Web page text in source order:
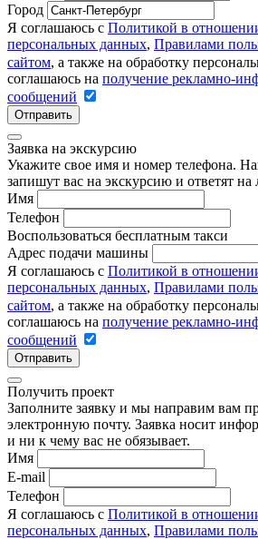
Город
Я соглашаюсь с Политикой в
персональных данных, Правилами
сайтом, а также на обработку
соглашаюсь на получение рекламно-
сообщений
Отправить
Заявка на экскурсию
Укажите свое имя и номер телефона.
запишут вас на экскурсию и ответят
Имя
Телефон
Воспользоваться бесплатным такси
Адрес подачи машины
Я соглашаюсь с Политикой в
персональных данных, Правилами
сайтом, а также на обработку
соглашаюсь на получение рекламно-
сообщений
Отправить
Получить проект
Заполните заявку и мы направим вам
электронную почту. Заявка носит
и ни к чему вас не обязывает.
Имя
E-mail
Телефон
Я соглашаюсь с Политикой в
персональных данных, Правилами